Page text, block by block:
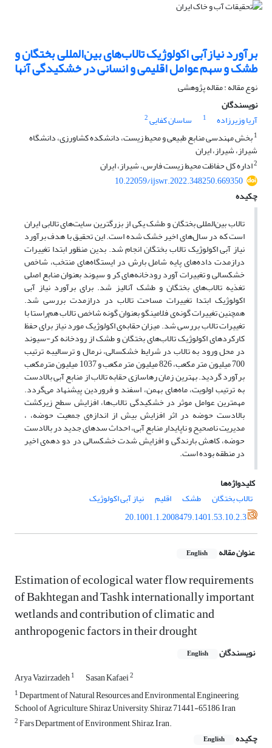
برآورد نیازآبی اکولوژیک تالاب‌های بین‌المللی بختگان و
طشک و سهم عوامل اقلیمی و انسانی در خشکیدگی آنها
نوع مقاله : مقاله پژوهشی
نویسندگان
آریا وزیرزاده
1 ساسان کفایی2
1بخش مهندسی منابع طبیعی و محیط زیست، دانشکده کشاورزی، دانشگاه
شیراز، شیراز، ایران
2اداره کل حفاظت محیط زیست فارس، شیراز، ایران
10.22059/ijswr.2022.348250.669350
چکیده
تالا‌ب‌ بین‌المللی بختگان و طشک یکی از بزرگترین سایت‌های تالابی ایران
است که در سال‌های اخیر خشک شده است. این تحقیق با هدف برآورد
نیاز آبی اکولوژیک تالاب بختگان انجام شد. بدین منظور ابتدا تغییرات
درازمدت داده‌های پایه شامل بارش در ایستگاه‌های منتخب، شاخص
خشکسالی و تغییرات آورد رودخانه‌های کر و سیوند بعنوان منابع اصلی
تغذیه تالاب‌های بختگان و طشک آنالیز شد. برای برآورد نیاز آبی
اکولوژیک ابتدا تغییرات مساحت تالاب در درازمدت بررسی شد.
همچنین تغییرات گونه‌ی فلامینگو بعنوان گونه شاخص تالاب هم‌راستا با
تغییرات تالاب بررسی شد. میزان حقابه‌ی اکولوژیک مورد نیاز برای حفظ
کارکردهای اکولوژیک تالاب‌های بختگان و طشک از رودخانه کر-سیوند
در محل ورود به تالاب در شرایط خشکسالی، نرمال و ترسالیبه ترتیب
700 میلیون متر مکعب، 826 میلیون متر مکعب و 1037 میلیون مترمکعب
برآورد گردید. بهترین زمان رهاسازی حقابه تالاب از منابع آبی بالادست
به ترتیب اولویت، ماه‌های بهمن، اسفند و فروردین پیشنهاد می‌گردد.
مهمترین عوامل موثر در خشکیدگی تالاب‌ها، افزایش سطح زیرکشت
بالادست حوضه در اثر افزایش بیش از اندازه‌ی جمعیت حوضه، ،
مدیریت ناصحیح و ناپایدار منابع آبی، احداث سدهای جدید در بالادست
حوضه، کاهش بارندگی و افزایش شدت خشکسالی در دو دهه‌ی اخیر
در منطقه بوده است.
کلیدواژه‌ها
تالاب بختگان
طشک اقلیم
نیاز آبی اکولوژیک
20.1001.1.2008479.1401.53.10.2.3
عنوان مقاله English
Estimation of ecological water flow requirements
of Bakhtegan and Tashk internationally important
wetlands and contribution of climatic and
anthropogenic factors in their drought
نویسندگان English
Arya Vazirzadeh1 Sasan Kafaei2
1Department of Natural Resources and Environmental Engineering,
School of Agriculture, Shiraz University, Shiraz 71441-65186, Iran
2Fars Department of Environment, Shiraz, Iran.
چکیده
English